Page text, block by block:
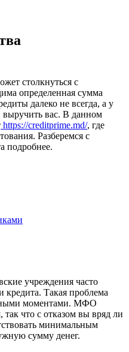
столкнуться с
определенная сумма
далеко не всегда, а у
выручить вас. В данном
https://creditprime.md/, где
Разберемся с
подробнее.
учреждения часто
Такая проблема
моментами. МФО
так что с отказом вы вряд ли
минимальным
сумму денег.